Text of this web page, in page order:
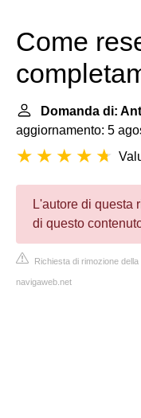
Come
Domanda di:
aggiornamento: 5
L'autore di questa
di questo
Richiesta di rimozione della
navigaweb.net